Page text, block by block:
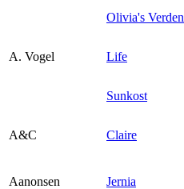
Personal Shopper
Olivia's Verden
A. Vogel Life
Sunkost
A&C Claire
Aanonsen Jernia